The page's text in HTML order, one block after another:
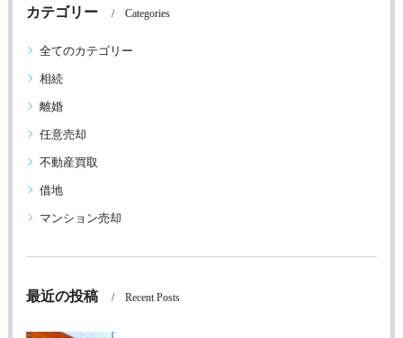
カテゴリー Categories
全てのカテゴリー
相続
離婚
任意売却
不動産買取
借地
マンション売却
最近の投稿 Recent Posts